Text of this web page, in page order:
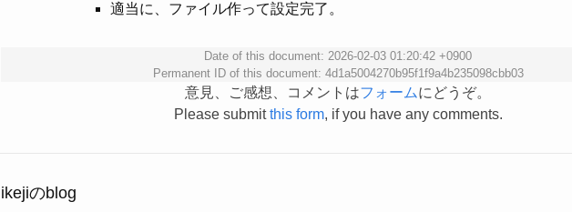
適当に、ファイル作って設定完了。
Date of this document: 2026-02-03 01:20:42 +0900
Permanent ID of this document: 4d1a5004270b95f1f9a4b235098cbb03
意見、ご感想、コメントはフォームにどうぞ。
Please submitthis form, if you have any comments.
ikejiのblog